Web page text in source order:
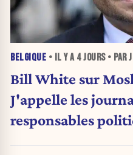
BELGIQUE • IL Y A 4 JOURS• PAR
Bill White sur
J'appelle les
responsables